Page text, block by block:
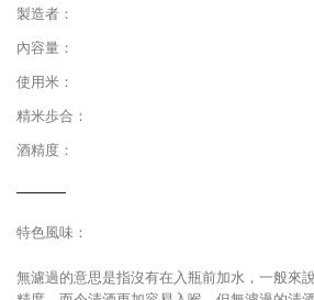
製造者：
內容量：
使用米：
精米歩合：
酒精度：
特色風味：
無濾過的意思是指沒有在入瓶前加水，一般來